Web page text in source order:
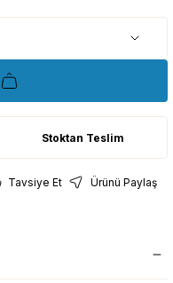
Stoktan Teslim
Tavsiye Et
Ürünü Paylaş